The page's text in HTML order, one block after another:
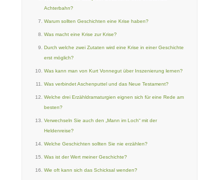
Achterbahn?
Warum sollten Geschichten eine Krise haben?
Was macht eine Krise zur Krise?
Durch welche zwei Zutaten wird eine Krise in einer Geschichte
erst möglich?
Was kann man von Kurt Vonnegut über Inszenierung lernen?
Was verbindet Aschenputtel und das Neue Testament?
Welche drei Erzähldramaturgien eignen sich für eine Rede am
besten?
Verwechseln Sie auch den „Mann im Loch“ mit der
Heldenreise?
Welche Geschichten sollten Sie nie erzählen?
Was ist der Wert meiner Geschichte?
Wie oft kann sich das Schicksal wenden?